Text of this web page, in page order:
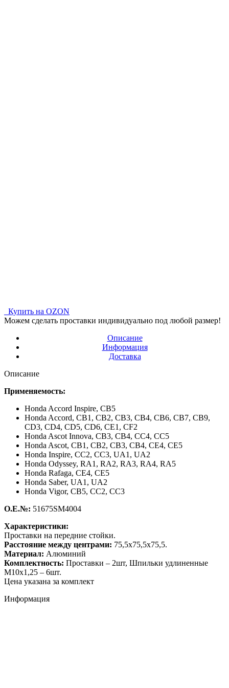
Купить на OZON
Можем сделать проставки индивидуально под любой размер!
Описание
Информация
Доставка
Описание
Применяемость:
Honda Accord Inspire, CB5
Honda Accord, CB1, CB2, CB3, CB4, CB6, CB7, CB9,
CD3, CD4, CD5, CD6, CE1, CF2
Honda Ascot Innova, CB3, CB4, CC4, CC5
Honda Ascot, CB1, CB2, CB3, CB4, CE4, CE5
Honda Inspire, CC2, CC3, UA1, UA2
Honda Odyssey, RA1, RA2, RA3, RA4, RA5
Honda Rafaga, CE4, CE5
Honda Saber, UA1, UA2
Honda Vigor, CB5, CC2, CC3
О.Е.№: 51675SM4004
Характеристики:
Проставки на передние стойки.
Расстояние между центрами: 75,5х75,5х75,5.
Материал: Алюминий
Комплектность: Проставки – 2шт, Шпильки удлиненные
М10х1,25 – 6шт.
Цена указана за комплект
Информация